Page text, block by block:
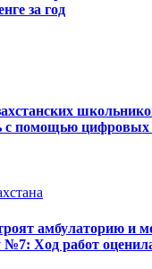
за год
с помощью цифровых
амбулаторию и
№7: Ход работ